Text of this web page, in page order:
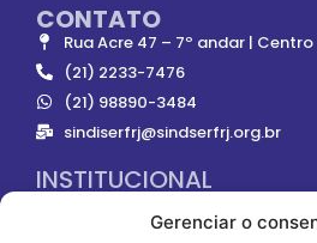
Gerenciar o
CONTATO
Rua Acre 47 – 7º andar | Centro
(21) 2233-7476
(21) 98890-3484
sindiserfrj@sindserfrj.org.br
INSTITUCIONAL